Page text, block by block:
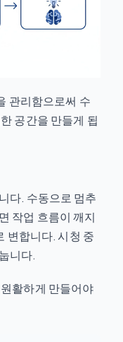
관리함으로써 수
공간을 만들게 됩
다. 수동으로 멈추
작업 흐름이 깨지
변합니다. 시청 중
니다.
활하게 만들어야